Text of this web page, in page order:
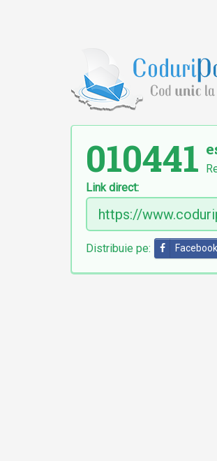
010441
Link direct:
Distribuie pe: Facebook